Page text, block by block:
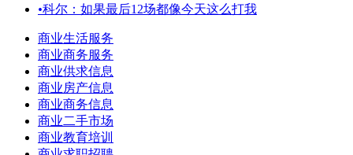
•科尔：如果最后12场都像今天这么打我
商业生活服务
商业商务服务
商业供求信息
商业房产信息
商业商务信息
商业二手市场
商业教育培训